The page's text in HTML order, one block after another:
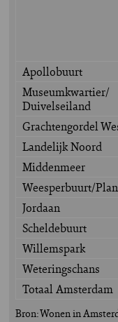
Apollobuurt
Museumkwartier/
Duivelseiland
Grachtengordel
Landelijk Noord
Middenmeer
Weesperbuurt/
Jordaan
Scheldebuurt
Willemspark
Weteringschans
Totaal Amsterdam
Bron: Wonen in